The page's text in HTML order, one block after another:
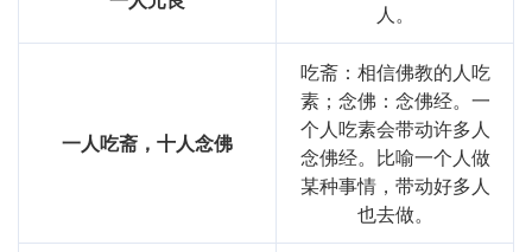
人。
一人吃斋，十人念佛
吃斋：相信佛教的人吃
素；念佛：念佛经。一
个人吃素会带动许多人
念佛经。比喻一个人做
某种事情，带动好多人
也去做。